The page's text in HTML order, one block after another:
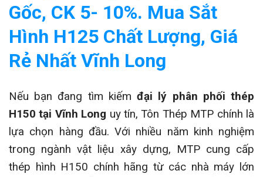
Gốc, CK 5- 10%. Mua Sắt
Hình H125 Chất Lượng, Giá
Rẻ Nhất Vĩnh Long
Nếu bạn đang tìm kiếmđại lý phân phối thép
H150 tại Vĩnh Long uy tín, Tôn Thép MTP chính là
lựa chọn hàng đầu. Với nhiều năm kinh nghiệm
trong ngành vật liệu xây dựng, MTP cung cấp
thép hình H150 chính hãng từ các nhà máy lớn